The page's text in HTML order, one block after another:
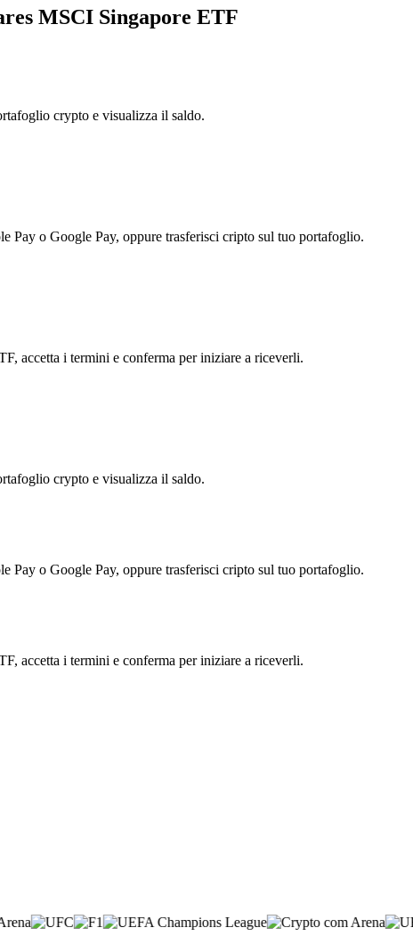
MSCI Singapore ETF
crypto e visualizza il saldo.
Pay o Google Pay, oppure trasferisci cripto sul tuo portafoglio.
accetta i termini e conferma per iniziare a riceverli.
crypto e visualizza il saldo.
Pay o Google Pay, oppure trasferisci cripto sul tuo portafoglio.
accetta i termini e conferma per iniziare a riceverli.